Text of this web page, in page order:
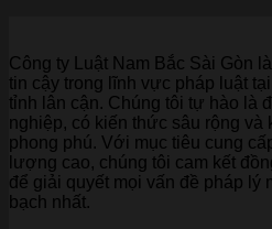
Công ty Luật Nam Bắc Sài Gòn
tin cậy trong lĩnh vực pháp luật
tỉnh lân cận. Chúng tôi tự hào là
nghiệp, có kiến thức sâu rộng và
phong phú. Với mục tiêu cung
lượng cao, chúng tôi cam kết
để giải quyết mọi vấn đề pháp lý
bạch nhất.